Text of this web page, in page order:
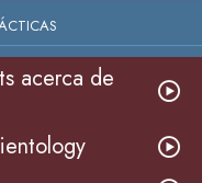
acerca de